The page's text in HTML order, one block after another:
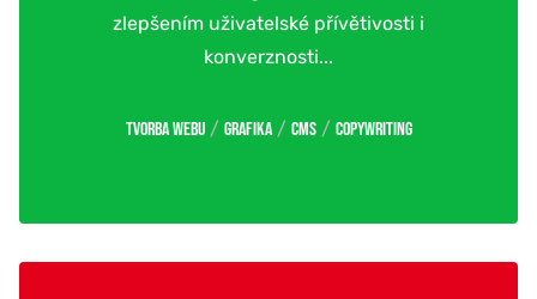
zlepšením uživatelské přívětivosti i
konverznosti...
Tvorba webu / Grafika / CMS / Copywriting